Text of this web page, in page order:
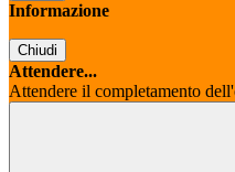
Informazione
Chiudi
Attendere...
Attendere il completamento